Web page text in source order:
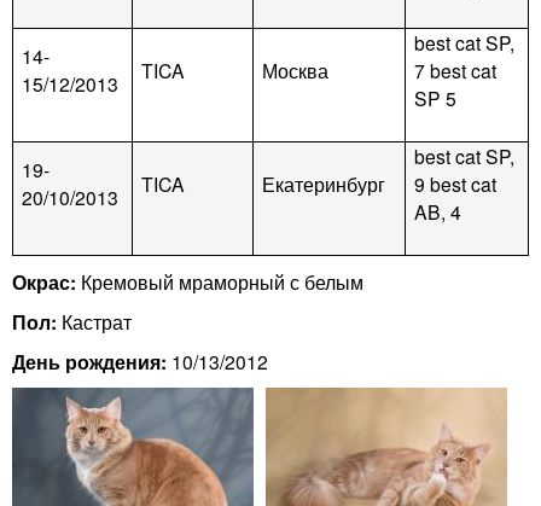
14-
15/12/2013
TICA Москва
best cat SP,
7 best cat
SP 5
19-
20/10/2013
TICA Екатеринбург
best cat SP,
9 best cat
AB, 4
Окрас: Кремовый мраморный с белым
Пол: Кастрат
День рождения: 10/13/2012